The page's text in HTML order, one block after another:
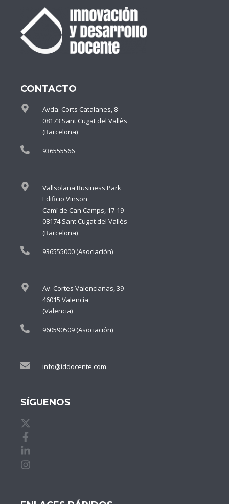
CONTACTO
Avda. Corts Catalanes, 8
08173 Sant Cugat del Vallès
(Barcelona)
936555566
Vallsolana Business Park
Edificio Vinson
Camí de Can Camps, 17-19
08174 Sant Cugat del Vallès
(Barcelona)
936555000 (Asociación)
Av. Cortes Valencianas, 39
46015 Valencia
(Valencia)
960590509 (Asociación)
info@iddocente.com
SÍGUENOS